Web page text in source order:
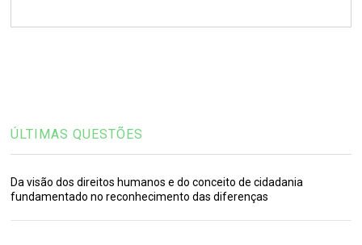
ÚLTIMAS QUESTÕES
Da visão dos direitos humanos e do conceito de cidadania
fundamentado no reconhecimento das diferenças